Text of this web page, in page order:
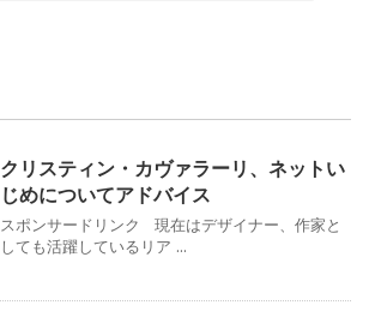
クリスティン・カヴァラーリ、ネットい
じめについてアドバイス
スポンサードリンク 現在はデザイナー、作家と
しても活躍しているリア ...